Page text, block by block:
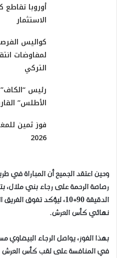
أوروبا
الاستثمار
كواليس
لمفاوضات
التركي
رئيس
الأطلس”
فوز ثمين
2026
وحين اعتقد الجميع أن المباراة في
رصاصة الرحمة على رجاء بني ملال،
الدقيقة 90+10، ليؤكد
نهائي كأس العرش.
بهذا الفوز، يواصل الرجاء البيضاوي
في المنافسة على لقب كأس العرش